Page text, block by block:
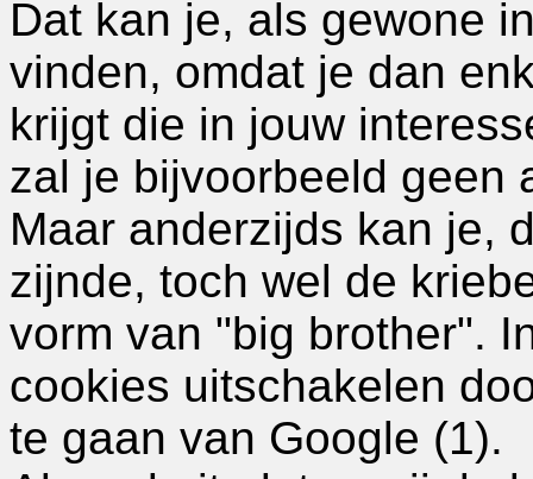
Dat kan je, als gewone
vinden, omdat je dan
krijgt die in jouw
zal je bijvoorbeeld geen
Maar anderzijds kan je,
zijnde, toch wel de
vorm van "big brother".
cookies uitschakelen
te gaan van Google (1).